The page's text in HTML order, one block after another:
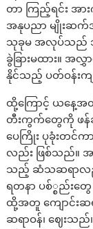
တာ ကြည့်ရင်း အာ
အနုပညာ မျိုးဆက်
သုခုမ အလုပ်သည်
ခွဲခြားမထား။ အ
နိုင်သည့် ပတ်ဝန်းကျ
ထို့ကြောင့် ယနေ့အ
တီးကွက်တွေကို ဖန်ဆင်
ပေကြိုး ပုခုံးတ
လည်း ဖြစ်သည်။
သည့် ဆံသဆရာလည်း
ရတနာ ပစ်္စည်းတွ
ထို့အတူ ကျောင်းဆရာ
ဆရာဝန်၊ ဈေးသည်